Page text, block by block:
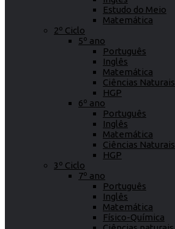
Estudo do Meio
Matemática
2º Ciclo
5º ano
Português
Inglês
Matemática
Ciências Naturais
HGP
6º ano
Português
Inglês
Matemática
Ciências Naturais
HGP
3º Ciclo
7º ano
Português
Inglês
Matemática
Físico-Química